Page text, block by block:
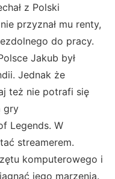
z Polski
przyznał mu renty,
do pracy.
Jakub był
Jednak że
też nie potrafi się
gry
Legends. W
streamerem.
komputerowego i
jego marzenia.